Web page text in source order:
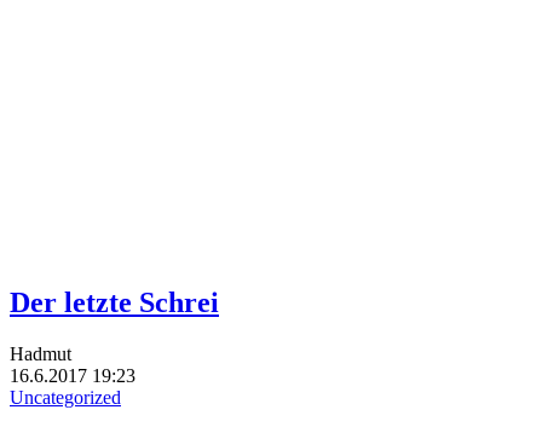
Der letzte Schrei
Hadmut
16.6.2017 19:23
Uncategorized